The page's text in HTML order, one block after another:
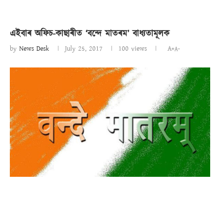
এইবাৰ অফিচ-কাছাৰীত ‘বন্দে মাতৰম’ বাধ্যতামূলক
by News Desk July 25, 2017 100 views A+A-